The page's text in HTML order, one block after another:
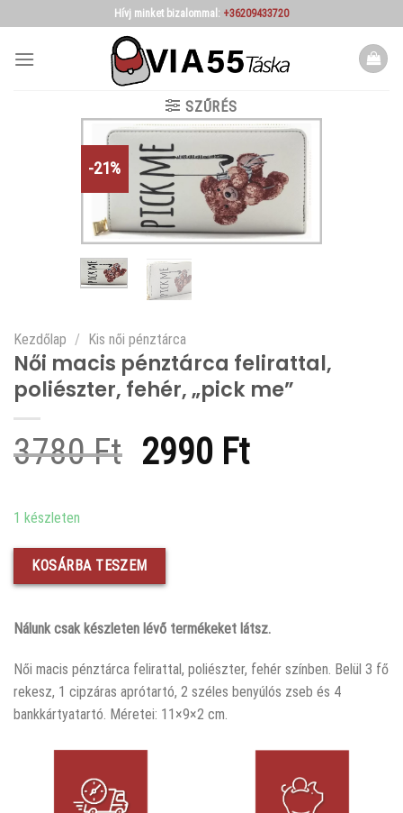
to
content
Hívj minket bizalommal: +36209433720
SZŰRÉS
-21%
Kezdőlap / Kis női pénztárca
Női macis pénztárca felirattal,
poliészter, fehér, „pick me”
3780Ft Original
3780 Ft.
2990 FtCurrent
1 készleten
KOSÁRBA TESZEM
Nálunk csak készleten lévő termékeket látsz.
Női macis pénztárca felirattal, poliészter, fehér színben. Belül 3 fő
rekesz, 1 cipzáras aprótartó, 2 széles benyúlós zseb és 4
bankkártyatartó. Méretei: 11×9×2 cm.